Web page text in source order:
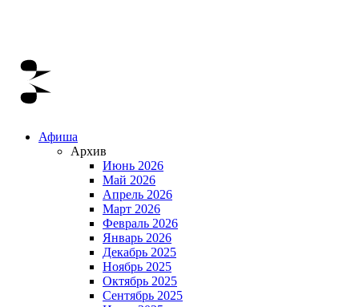
Афиша
Архив
Июнь 2026
Май 2026
Апрель 2026
Март 2026
Февраль 2026
Январь 2026
Декабрь 2025
Ноябрь 2025
Октябрь 2025
Сентябрь 2025